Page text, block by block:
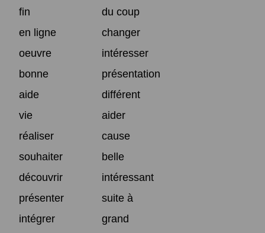
fin
du coup
en ligne
changer
oeuvre
intéresser
bonne
présentation
aide
différent
vie
aider
réaliser
cause
souhaiter
belle
découvrir
intéressant
présenter
suite à
intégrer
grand